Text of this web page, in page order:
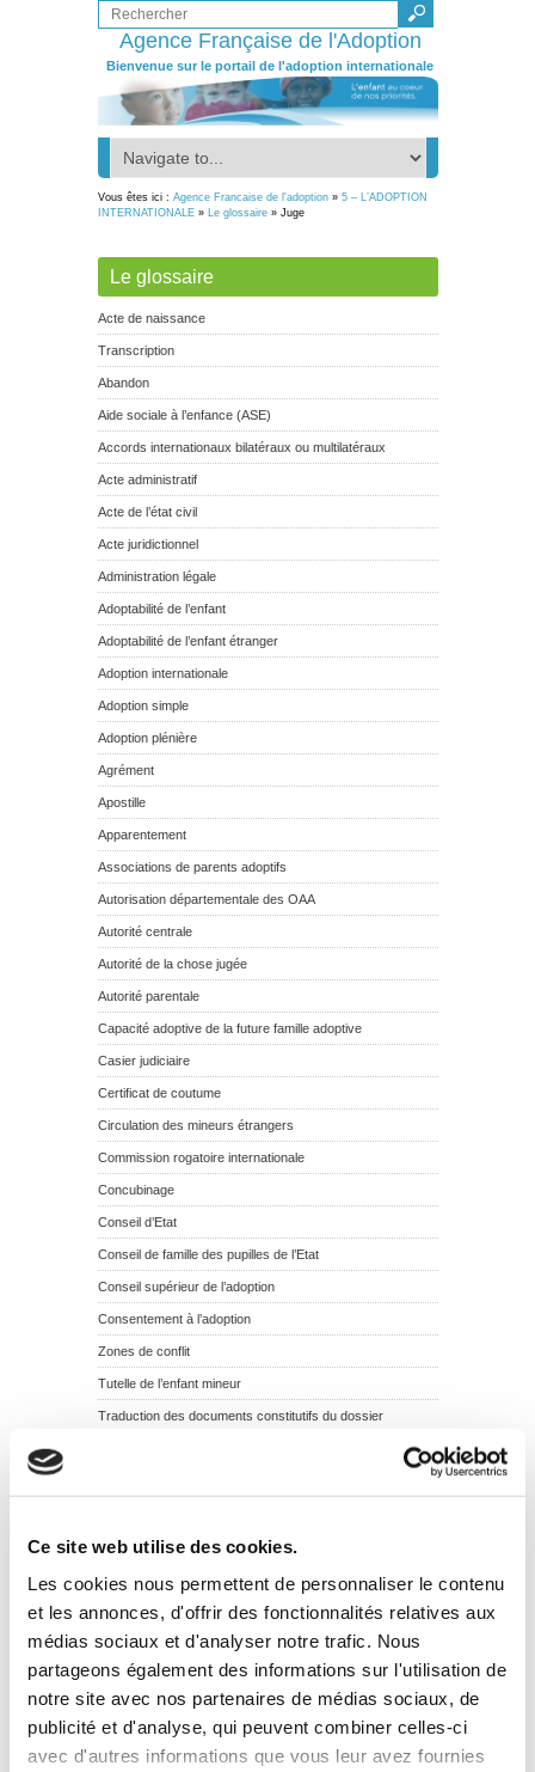
Ce site web utilise des cookies.
Les cookies nous permettent de personnaliser le contenu
et les annonces, d'offrir des fonctionnalités relatives aux
médias sociaux et d'analyser notre trafic. Nous
partageons également des informations sur l'utilisation de
notre site avec nos partenaires de médias sociaux, de
publicité et d'analyse, qui peuvent combiner celles-ci
avec d'autres informations que vous leur avez fournies
Agence Française de l'Adoption
Bienvenue sur le portail de l'adoption internationale
Vous êtes ici : Agence Francaise de l'adoption» 5 – L’ADOPTION
INTERNATIONALE» Le glossaire» Juge
Le glossaire
Acte de naissance
Transcription
Abandon
Aide sociale à l’enfance (ASE)
Accords internationaux bilatéraux ou multilatéraux
Acte administratif
Acte de l’état civil
Acte juridictionnel
Administration légale
Adoptabilité de l’enfant
Adoptabilité de l’enfant étranger
Adoption internationale
Adoption simple
Adoption plénière
Agrément
Apostille
Apparentement
Associations de parents adoptifs
Autorisation départementale des OAA
Autorité centrale
Autorité de la chose jugée
Autorité parentale
Capacité adoptive de la future famille adoptive
Casier judiciaire
Certificat de coutume
Circulation des mineurs étrangers
Commission rogatoire internationale
Concubinage
Conseil d’Etat
Conseil de famille des pupilles de l’Etat
Conseil supérieur de l’adoption
Consentement à l’adoption
Zones de conflit
Tutelle de l’enfant mineur
Traduction des documents constitutifs du dossier
Révocation de l’adoption simple
Recherche des origines
Pupille de l’Etat
Principe de subsidiarité
Organisme autorisé et habilité pour l’Adoption (OAA)
Opposabilité